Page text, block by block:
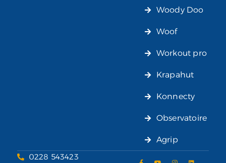
Woody Doo
Woof
Workout pro
Krapahut
Konnecty
Observatoire
Agrip
0228 543423